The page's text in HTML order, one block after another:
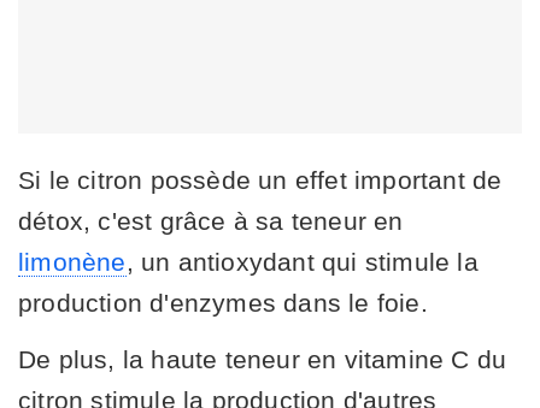
Si le citron possède un effet important de
détox, c'est grâce à sa teneur en
limonène, un antioxydant qui stimule la
production d'enzymes dans le foie.
De plus, la haute teneur en vitamine C du
citron stimule la production d'autres